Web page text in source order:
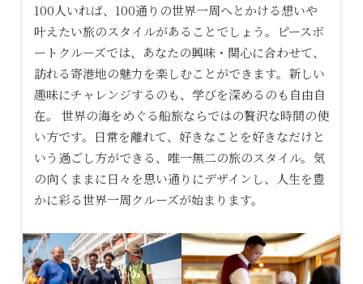
100人いれば、100通りの世界一周へとかける想いや
叶えたい旅のスタイルがあることでしょう。ピースボ
ートクルーズでは、あなたの興味・関心に合わせて、
訪れる寄港地の魅力を楽しむことができます。新しい
趣味にチャレンジするのも、学びを深めるのも自由自
在。 世界の海をめぐる船旅ならではの贅沢な時間の使
い方です。日常を離れて、好きなことを好きなだけと
いう過ごし方ができる、唯一無二の旅のスタイル。気
の向くままに日々を思い通りにデザインし、人生を豊
かに彩る世界一周クルーズが始まります。